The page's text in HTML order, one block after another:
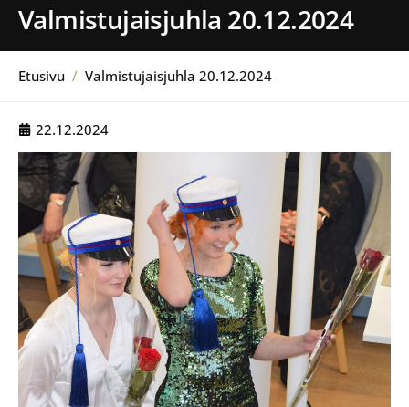
Valmistujaisjuhla 20.12.2024
Etusivu / Valmistujaisjuhla 20.12.2024
22.12.2024